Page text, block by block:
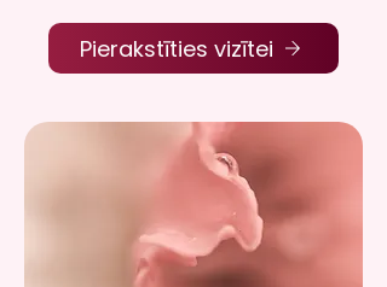
Pierakstīties vizītei